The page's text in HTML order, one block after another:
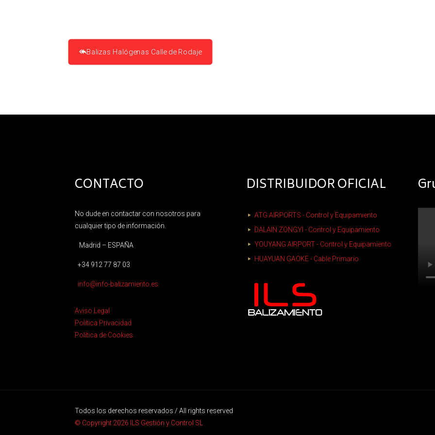
Balizas Halógenas Calle de Rodaje
CONTACTO
No dude en contactar con nosotros para
cualquier tipo de información.
Madrid – ESPAÑA
+34 912 77 87 03
info@info-balizamiento.es
Aviso Legal
Política Privacidad
Política de Cookies
DISTRIBUIDOR OFICIAL
ATG AIRPORTS - Control y Equipamiento
DALAIN ZONGYI - Control y Equipamiento
YOUYANG AIRPORT - Control y Equipamiento
HUAYUAN GAOKE - Cable Primario
Todos los derechos reservados / All rights reserved
© Copyright 2026 ILS Gestión y Control SL